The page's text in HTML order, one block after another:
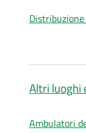
Altri luoghi
Ambulatori